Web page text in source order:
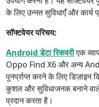
के लिए उन्नत सुविधाएँ और कार्य
सॉफ्टवेयर परिचय:
Android डेटा रिकवरीएक
Oppo Find X6 और अन्य
पुनर्प्राप्त करने के लिए डिज़ाइन
कुशल और सुविधाजनक बनाने
प्रदान करता है।